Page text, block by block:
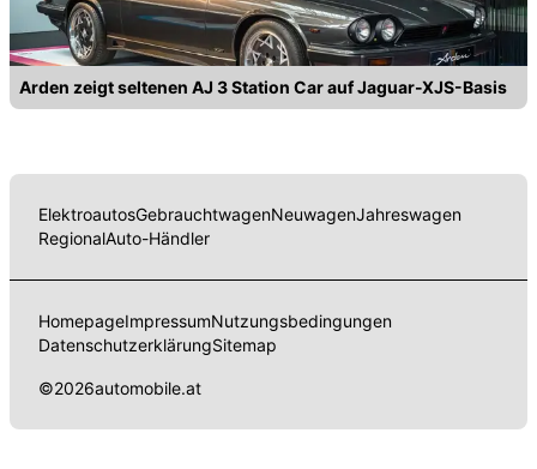
Arden zeigt seltenen AJ 3 Station Car auf Jaguar-XJS-Basis
ElektroautosGebrauchtwagenNeuwagenJahreswagen
RegionalAuto-Händler
HomepageImpressumNutzungsbedingungen
DatenschutzerklärungSitemap
©2026automobile.at